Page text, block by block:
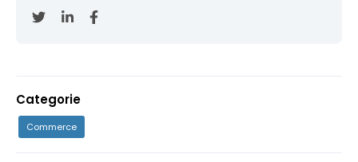
Categorie
Commerce